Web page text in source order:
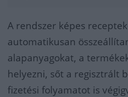
A rendszer képes
automatikusan
alapanyagokat, a
helyezni, sőt a regisztrált
fizetési folyamatot is